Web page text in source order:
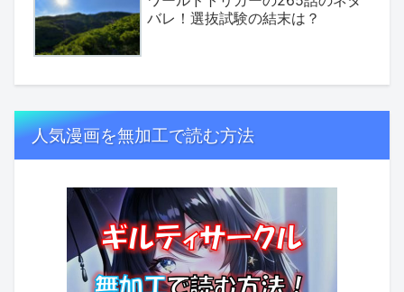
バレ！選抜試験の結末は？
人気漫画を無加工で読む方法